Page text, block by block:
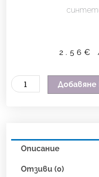
2.56€
количество
-
Добавяне
Описание
Отзиви (0)